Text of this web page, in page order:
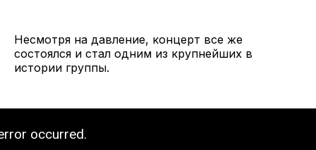
Несмотря на давление, концерт все же
состоялся и стал одним из крупнейших в
истории группы.